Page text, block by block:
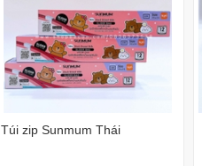
Túi zip Sunmum Thái